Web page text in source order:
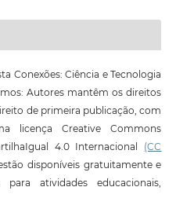
Conexões: Ciência e Tecnologia
Autores mantêm os direitos
de primeira publicação, com
licença Creative Commons
4.0 Internacional (CC
disponíveis gratuitamente e
atividades educacionais,